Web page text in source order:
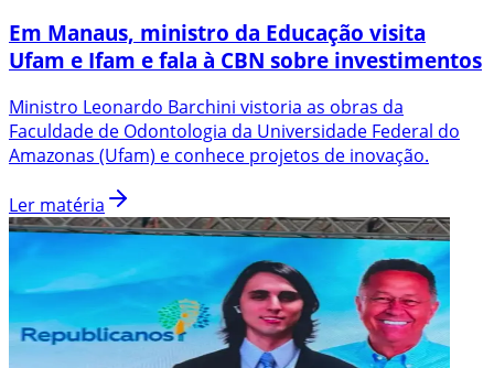
Em Manaus, ministro da Educação visita
Ufam e Ifam e fala à CBN sobre investimentos
Ministro Leonardo Barchini vistoria as obras da
Faculdade de Odontologia da Universidade Federal do
Amazonas (Ufam) e conhece projetos de inovação.
Ler matéria